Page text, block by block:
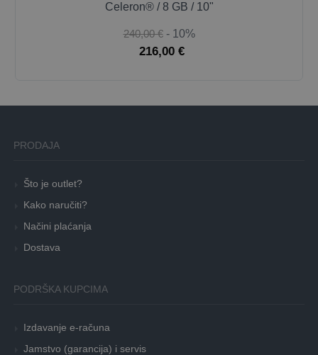
Celeron® / 8 GB / 10"
240,00 € - 10%
216,00 €
PRODAJA
Što je outlet?
Kako naručiti?
Načini plaćanja
Dostava
PODRŠKA KUPCIMA
Izdavanje e-računa
Jamstvo (garancija) i servis